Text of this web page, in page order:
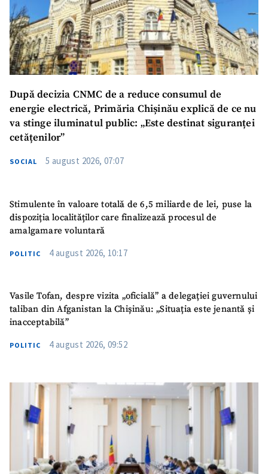
După decizia CNMC de a reduce consumul de
energie electrică, Primăria Chișinău explică de ce nu
va stinge iluminatul public: „Este destinat siguranței
cetățenilor”
SOCIAL 5 august 2026, 07:07
Stimulente în valoare totală de 6,5 miliarde de lei, puse la
dispoziția localităților care finalizează procesul de
amalgamare voluntară
POLITIC 4 august 2026, 10:17
Vasile Tofan, despre vizita „oficială” a delegației guvernului
taliban din Afganistan la Chișinău: „Situația este jenantă și
inacceptabilă”
POLITIC 4 august 2026, 09:52